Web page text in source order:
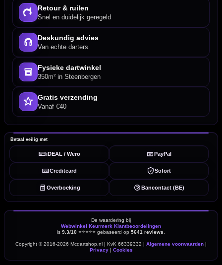
Retour & ruilen
Snel en duidelijk geregeld
Deskundig advies
Van echte darters
Fysieke dartwinkel
350m² in Steenbergen
Gratis verzending
Vanaf €40
Betaal veilig met
iDEAL / Wero PayPal
Creditcard Sofort
Overboeking Bancontact (BE)
De waardering bij
Webwinkel Keurmerk Klantbeoordelingen
is 9.3/10 ⭐⭐⭐⭐⭐ gebaseerd op 5641 reviews
Copyright © 2016-2026 Mcdartshop.nl | KvK 66339332 | Algemene voorwaarden |
Privacy| Cookies